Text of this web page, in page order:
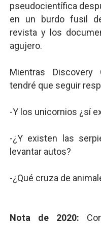
pseudocientífica
en un burdo fusil
revista y los
agujero.
Mientras
tendré que seguir
-Y los unicornios ¿sí
-¿Y existen las
levantar autos?
-¿Qué cruza de
Nota de 2020: